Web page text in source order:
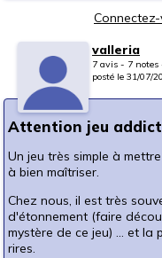
valleria
7 avis - 7 notes
posté le 31/07/
Attention jeu
Un jeu très simple à
à bien maîtriser.
Chez nous, il est très
d'étonnement (faire
mystère de ce jeu) ... et la
rires.